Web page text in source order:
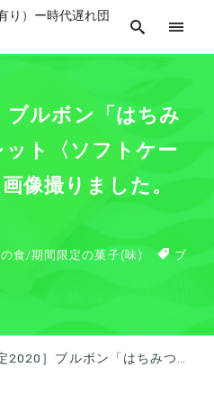
り）ー時代遅れ団
ブルボン「はちみ
ト〈ソフトケー
像撮りました。
食 /期間限定の菓子(味)
ブ
「はちみつレモンのオムレット〈ソフトケーキ〉箱」を食べて画像撮りました。